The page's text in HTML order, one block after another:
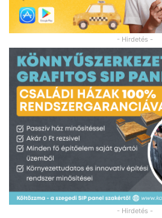
- Hirdetés -
- Hirdetés -